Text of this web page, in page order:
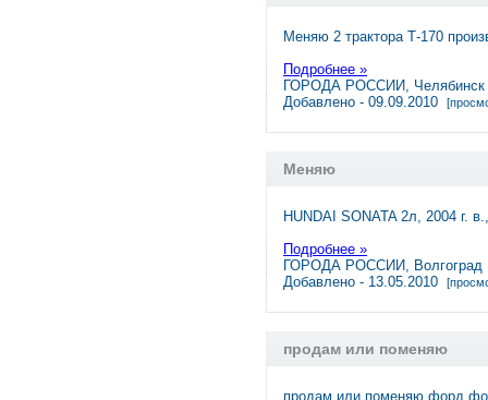
Меняю 2 трактора Т-170
Подробнее »
ГОРОДА РОССИИ, Челябинск
Добавлено - 09.09.2010
Меняю
HUNDAI SONATA 2л, 2004 г.
Подробнее »
ГОРОДА РОССИИ, Волгоград
Добавлено - 13.05.2010
продам или поменяю
продам или поменяю форд